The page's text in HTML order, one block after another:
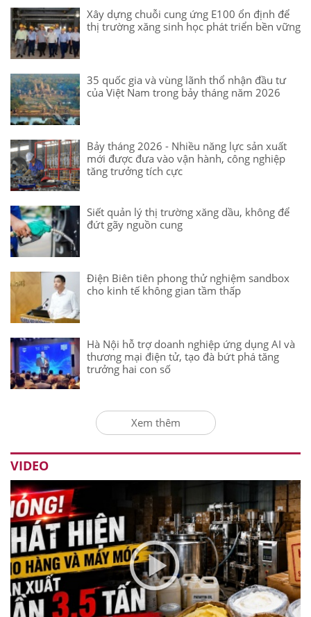
Xây dựng chuỗi cung ứng E100 ổn định để
thị trường xăng sinh học phát triển bền vững
35 quốc gia và vùng lãnh thổ nhận đầu tư
của Việt Nam trong bảy tháng năm 2026
Bảy tháng 2026 - Nhiều năng lực sản xuất
mới được đưa vào vận hành, công nghiệp
tăng trưởng tích cực
Siết quản lý thị trường xăng dầu, không để
đứt gãy nguồn cung
Điện Biên tiên phong thử nghiệm sandbox
cho kinh tế không gian tầm thấp
Hà Nội hỗ trợ doanh nghiệp ứng dụng AI và
thương mại điện tử, tạo đà bứt phá tăng
trưởng hai con số
Xem thêm
VIDEO